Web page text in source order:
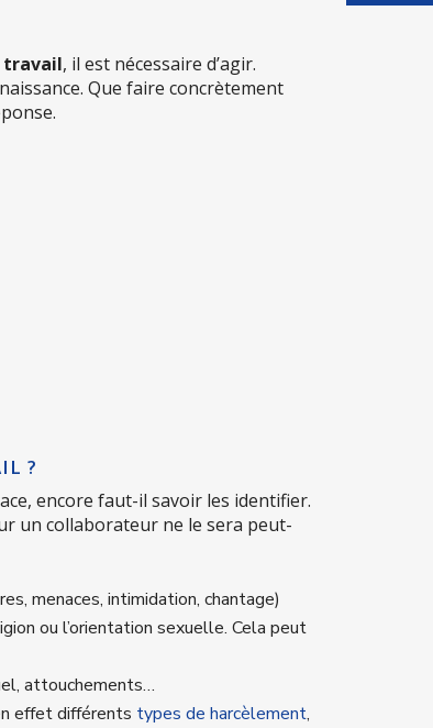
travail, il est nécessaire d’agir.
Que faire concrètement
?
encore faut-il savoir les identifier.
un collaborateur ne le sera peut-
menaces, intimidation, chantage)
ou l’orientation sexuelle. Cela peut
attouchements…
effet différents types de harcèlement,